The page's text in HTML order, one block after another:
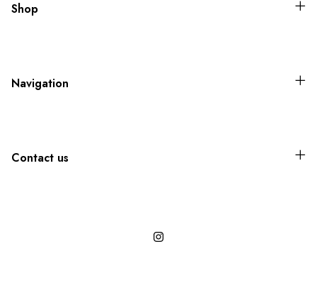
Shop
Navigation
Contact us